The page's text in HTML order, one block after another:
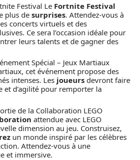
Festival Le Fortnite Festival
plus de surprises. Attendez-vous à
concerts virtuels et des
Ce sera l’occasion idéale pour
leurs talents et de gagner des
Spécial – Jeux Martiaux
cet événement propose des
intenses. Les joueurs devront faire
et d’agilité pour remporter la
de la Collaboration LEGO
attendue avec LEGO
dimension au jeu. Construisez,
un monde inspiré par les célèbres
Attendez-vous à une
et immersive.